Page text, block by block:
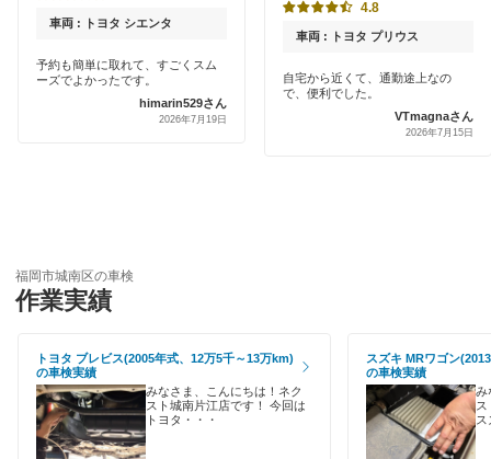
早割りあり
クレジットカードOK
ハイブリッド車OK
120分以内の車検
1日車検
伊藤忠エネクス
マッハ車検
出光興産「らくらく安心車検」
エネフリ車検
くるまクリニック
車両 : トヨタ シエンタ
予約も簡単に取れて、すごくスム
ーズでよかったです。
himarin529さん
2026年7月19日
4.8
車両 : トヨタ プリウス
自宅から近くて、通勤途上なの
で、便利でした。
VTmagnaさん
2026年7月15日
福岡市城南区の車検
作業実績
トヨタ ブレビス(2005年式、12万5千～13万km)
の車検実績
みなさま、こんにちは！ネク
スト城南片江店です！ 今回は
トヨタ・・・
スズキ MRワゴン
の車検実績
み
ス
ス